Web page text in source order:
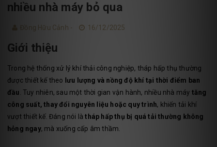
nhiều nhà máy bỏ qua
Đồng Hữu Cảnh - 16/12/2025
Giới thiệu
Trong hệ thống xử lý khí thải công nghiệp, tháp hấp thụ thường
được thiết kế theo
lưu lượng và nồng độ khí tại thời điểm ban
đầu. Tuy nhiên, sau một thời gian vận hành, nhiều nhà máy tăng
công suất, thay đổi nguyên liệu hoặc quy trình, khiến tải khí
vượt thiết kế. Đáng nói làtháp hấp thụ bị quá tải thường không
hỏng ngay, mà xuống cấp âm thầm.